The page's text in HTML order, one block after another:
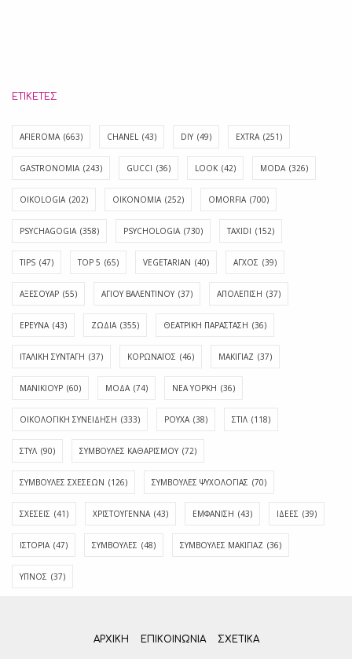
ΕΤΙΚΈΤΕΣ
AFIEROMA (663) CHANEL (43) DIY (49) EXTRA (251)
GASTRONOMIA (243) GUCCI (36) LOOK (42) MODA (326)
OIKOLOGIA (202) OIKONOMIA (252) OMORFIA (700)
PSYCHAGOGIA (358) PSYCHOLOGIA (730) TAXIDI (152)
TIPS (47) TOP 5 (65) VEGETARIAN (40) ΑΓΧΟΣ (39)
ΑΞΕΣΟΥΑΡ (55) ΑΓΊΟΥ ΒΑΛΕΝΤΊΝΟΥ (37) ΑΠΟΛΈΠΙΣΗ (37)
ΕΡΕΥΝΑ (43) ΖΩΔΙΑ (355) ΘΕΑΤΡΙΚΗ ΠΑΡΑΣΤΑΣΗ (36)
ΙΤΑΛΙΚΗ ΣΥΝΤΑΓΗ (37) ΚΟΡΩΝΑΪΟΣ (46) ΜΑΚΙΓΙΑΖ (37)
ΜΑΝΙΚΙΟΥΡ (60) ΜΟΔΑ (74) ΝΕΑ ΥΟΡΚΗ (36)
ΟΙΚΟΛΟΓΙΚΗ ΣΥΝΕΙΔΗΣΗ (333) ΡΟΥΧΑ (38) ΣΤΙΛ (118)
ΣΤΥΛ (90) ΣΥΜΒΟΥΛΕΣ ΚΑΘΑΡΙΣΜΟΥ (72)
ΣΥΜΒΟΥΛΕΣ ΣΧΕΣΕΩΝ (126) ΣΥΜΒΟΥΛΕΣ ΨΥΧΟΛΟΓΙΑΣ (70)
ΣΧΕΣΕΙΣ (41) ΧΡΙΣΤΟΥΓΕΝΝΑ (43) ΕΜΦΆΝΙΣΗ (43) ΙΔΈΕΣ (39)
ΙΣΤΟΡΊΑ (47) ΣΥΜΒΟΥΛΈΣ (48) ΣΥΜΒΟΥΛΈΣ ΜΑΚΙΓΙΆΖ (36)
ΎΠΝΟΣ (37)
ΑΡΧΙΚΗ ΕΠΙΚΟΙΝΩΝΊΑ ΣΧΕΤΙΚΆ